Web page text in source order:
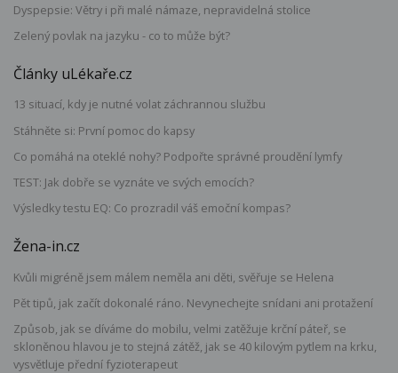
Dyspepsie: Větry i při malé námaze, nepravidelná stolice
Zelený povlak na jazyku - co to může být?
Články uLékaře.cz
13 situací, kdy je nutné volat záchrannou službu
Stáhněte si: První pomoc do kapsy
Co pomáhá na oteklé nohy? Podpořte správné proudění lymfy
TEST: Jak dobře se vyznáte ve svých emocích?
Výsledky testu EQ: Co prozradil váš emoční kompas?
Žena-in.cz
Kvůli migréně jsem málem neměla ani děti, svěřuje se Helena
Pět tipů, jak začít dokonalé ráno. Nevynechejte snídani ani protažení
Způsob, jak se díváme do mobilu, velmi zatěžuje krční páteř, se
skloněnou hlavou je to stejná zátěž, jak se 40 kilovým pytlem na krku,
vysvětluje přední fyzioterapeut